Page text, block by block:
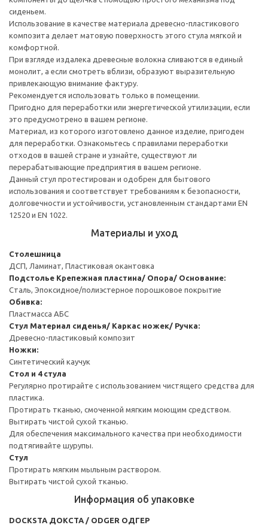
сиденьем.
Использование в качестве материала древесно-пластикового
композита делает матовую поверхность этого стула мягкой и
комфортной.
При взгляде издалека древесные волокна сливаются в единый
монолит, а если смотреть вблизи, образуют выразительную
привлекающую внимание фактуру.
Рекомендуется использовать только в помещении.
Пригодно для переработки или энергетической утилизации, если
это предусмотрено в вашем регионе.
Материал, из которого изготовлено данное изделие, пригоден
для переработки. Ознакомьтесь с правилами переработки
отходов в вашей стране и узнайте, существуют ли
перерабатывающие предприятия в вашем регионе.
Данный стул протестирован и одобрен для бытового
использования и соответствует требованиям к безопасности,
долговечности и устойчивости, установленным стандартами EN
12520 и EN 1022.
Материалы и уход
Столешница
ДСП, Ламинат, Пластиковая окантовка
Подстолье Крепежная пластина/ Опора/ Основание:
Сталь, Эпоксидное/полиэстерное порошковое покрытие
Обивка:
Пластмасса АБС
Стул Материал сиденья/ Каркас ножек/ Ручка:
Древесно-пластиковый композит
Ножки:
Синтетический каучук
Стол и 4 стула
Регулярно протирайте с использованием чистящего средства для
пластика.
Протирать тканью, смоченной мягким моющим средством.
Вытирать чистой сухой тканью.
Для обеспечения максимального качества при необходимости
подтягивайте шурупы.
Стул
Протирать мягким мыльным раствором.
Вытирать чистой сухой тканью.
Информация об упаковке
DOCKSTA ДОКСТА / ODGER ОДГЕР